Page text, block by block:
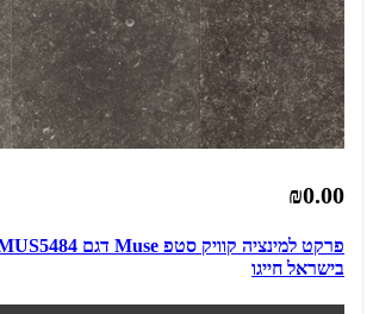
₪0.00
בישראל חייגו